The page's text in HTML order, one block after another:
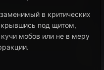
в критических
под щитом,
мобов или не в меру